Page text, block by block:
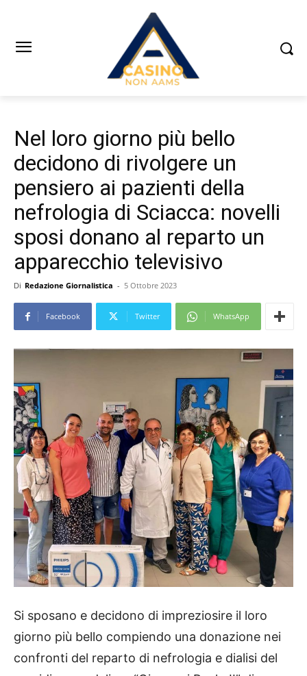
Nel loro giorno più bello
decidono di rivolgere un
pensiero ai pazienti della
nefrologia di Sciacca: novelli
sposi donano al reparto un
apparecchio televisivo
Di Redazione Giornalistica - 5 Ottobre 2023
Facebook Twitter WhatsApp
Si sposano e decidono di impreziosire il loro
giorno più bello compiendo una donazione nei
confronti del reparto di nefrologia e dialisi del